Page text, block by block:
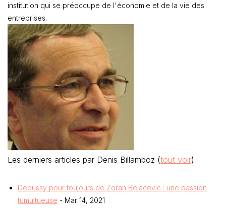
institution qui se préoccupe de l'économie et de la vie des
entreprises.
Les derniers articles par Denis Billamboz (tout voir)
Debussy pour toujours de Zoran Belacevic : une passion
tumultueuse - Mar 14, 2021